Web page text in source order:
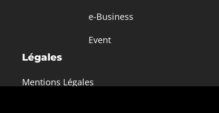
e-Business
Event
Légales
Mentions Légales